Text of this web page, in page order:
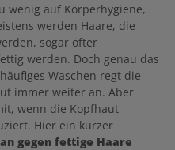
wenig auf Körperhygiene,
werden Haare, die
sogar öfter
werden. Doch genau das
Waschen regt die
immer weiter an. Aber
wenn die Kopfhaut
Hier ein kurzer
gegen fettige Haare